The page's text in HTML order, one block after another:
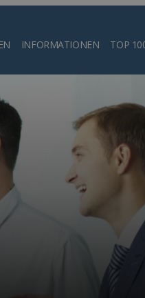
INFORMATIONEN TOP